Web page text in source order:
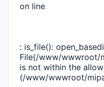
on line
: is_file():
File(/www/wwwroot/
is not within the
(/www/wwwroot/